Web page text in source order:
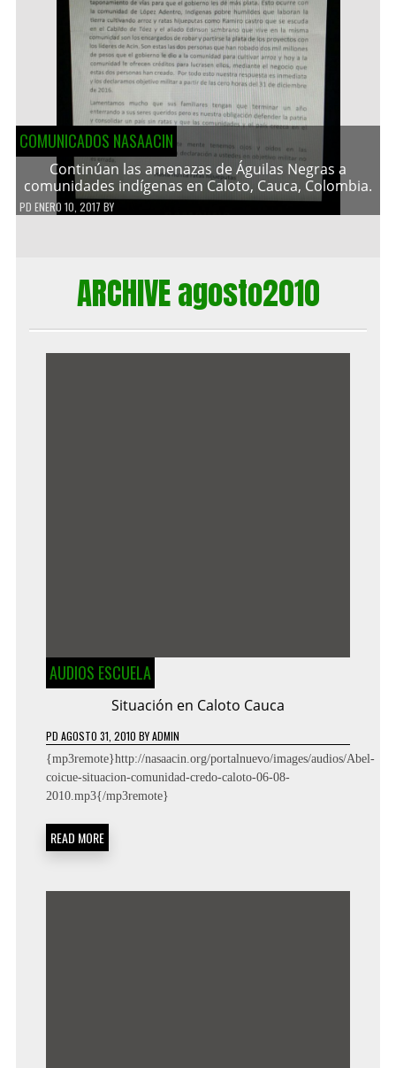
COMUNICADOS NASAACIN
Continúan las amenazas de Águilas Negras a
comunidades indígenas en Caloto, Cauca, Colombia.
PD ENERO 10, 2017 BY
ARCHIVE agosto2010
AUDIOS ESCUELA
Situación en Caloto Cauca
PD AGOSTO 31, 2010 BYADMIN
{mp3remote}http://nasaacin.org/portalnuevo/images/audios/Abel-
coicue-situacion-comunidad-credo-caloto-06-08-
2010.mp3{/mp3remote}
READ MORE